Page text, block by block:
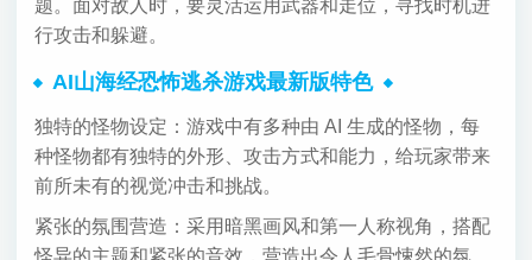
题。面对敌人时，要灵活运用武器和走位，寻找时机进
行攻击和躲避。
AI山海经恐怖逃杀游戏最新版特色
独特的怪物设定：游戏中有多种由 AI 生成的怪物，每
种怪物都有独特的外形、攻击方式和能力，给玩家带来
前所未有的视觉冲击和挑战。
紧张的氛围营造：采用暗黑画风和第一人称视角，搭配